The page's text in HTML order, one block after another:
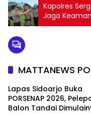
Kapolres
Jaga
MATTANEWS
Lapas Sidoarjo Buka
PORSENAP 2026,
Balon Tandai